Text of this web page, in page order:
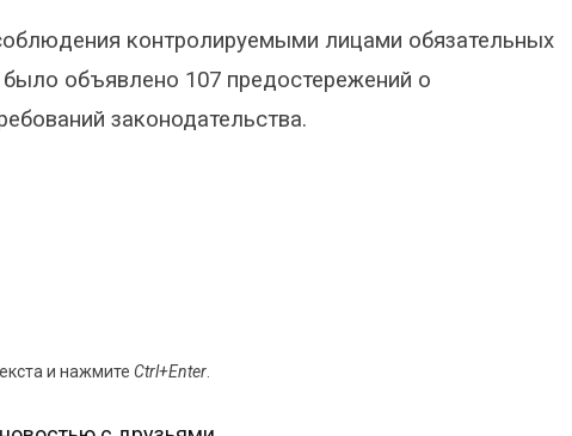
контролируемыми лицами обязательных
объявлено 107 предостережений о
законодательства.
и нажмите Ctrl+Enter.